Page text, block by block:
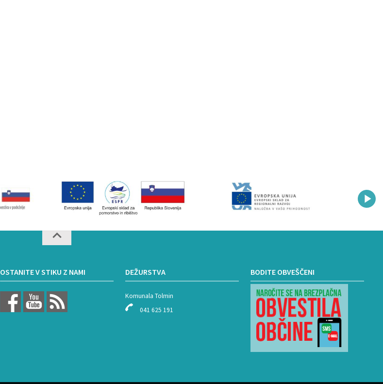
OSTANITE V STIKU Z NAMI DEŽURSTVA
Komunala Tolmin
041 625 191
BODITE OBVEŠČENI